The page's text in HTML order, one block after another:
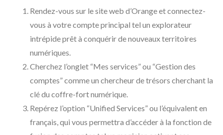
Rendez-vous sur le site web d’Orange et connectez-
vous à votre compte principal tel un explorateur
intrépide prêt à conquérir de nouveaux territoires
numériques.
Cherchez l’onglet “Mes services” ou “Gestion des
comptes” comme un chercheur de trésors cherchant la
clé du coffre-fort numérique.
Repérez l’option “Unified Services” ou l’équivalent en
français, qui vous permettra d’accéder à la fonction de